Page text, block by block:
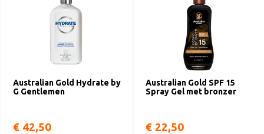
Australian Gold Hydrate by
G Gentlemen
€ 42,50
Australian Gold SPF 15
Spray Gel met bronzer
€ 22,50